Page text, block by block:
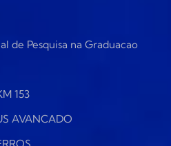
de Pesquisa na Graduacao
153
AVANCADO